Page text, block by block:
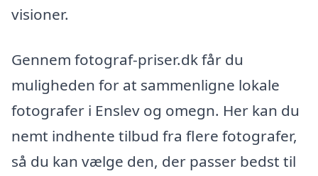
visioner.
Gennem fotograf-priser.dk får du
muligheden for at sammenligne lokale
fotografer i Enslev og omegn. Her kan du
nemt indhente tilbud fra flere fotografer,
så du kan vælge den, der passer bedst til